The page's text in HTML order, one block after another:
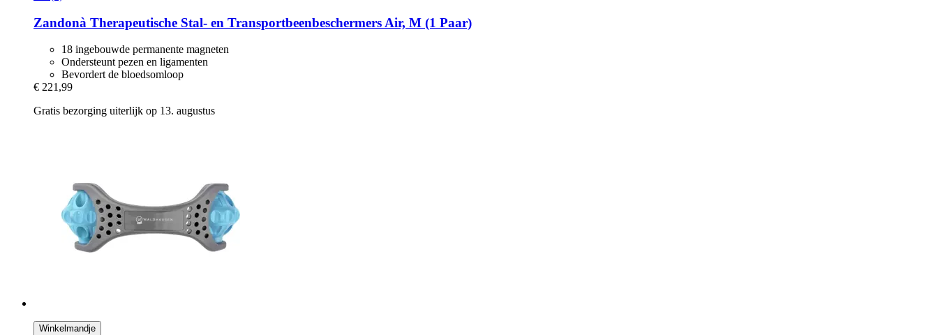
Zandonà Therapeutische Stal-​ en Transportbeenbeschermers Air, M (1 Paar)
18 ingebouwde permanente magneten
Ondersteunt pezen en ligamenten
Bevordert de bloedsomloop
€ 221,99
Gratis bezorging uiterlijk op 13. augustus
Winkelmandje